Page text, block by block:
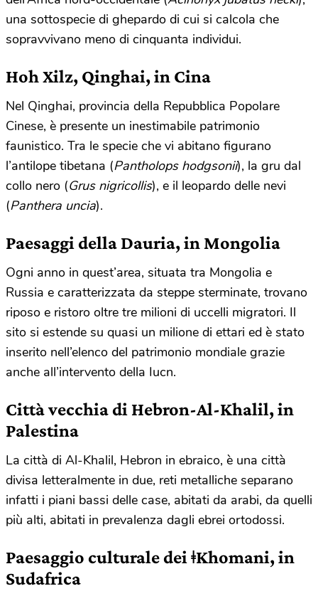
una sottospecie di ghepardo di cui si calcola che
sopravvivano meno di cinquanta individui.
Hoh Xilz, Qinghai, in Cina
Nel Qinghai, provincia della Repubblica Popolare
Cinese, è presente un inestimabile patrimonio
faunistico. Tra le specie che vi abitano figurano
l’antilope tibetana (Pantholops hodgsonii), la gru dal
collo nero (Grus nigricollis), e il leopardo delle nevi
(Panthera uncia).
Paesaggi della Dauria, in Mongolia
Ogni anno in quest’area, situata tra Mongolia e
Russia e caratterizzata da steppe sterminate, trovano
riposo e ristoro oltre tre milioni di uccelli migratori. Il
sito si estende su quasi un milione di ettari ed è stato
inserito nell’elenco del patrimonio mondiale grazie
anche all’intervento della Iucn.
Città vecchia di Hebron-Al-Khalil, in
Palestina
La città di Al-Khalil, Hebron in ebraico, è una città
divisa letteralmente in due, reti metalliche separano
infatti i piani bassi delle case, abitati da arabi, da quelli
più alti, abitati in prevalenza dagli ebrei ortodossi.
Paesaggio culturale dei ǂKhomani, in
Sudafrica